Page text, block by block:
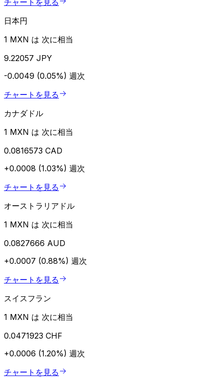
日本円
1 MXN は 次に相当
9.22057 JPY
-0.0049 (0.05%) 週次
チャートを見る
カナダドル
1 MXN は 次に相当
0.0816573 CAD
+0.0008 (1.03%) 週次
チャートを見る
オーストラリアドル
1 MXN は 次に相当
0.0827666 AUD
+0.0007 (0.88%) 週次
チャートを見る
スイスフラン
1 MXN は 次に相当
0.0471923 CHF
+0.0006 (1.20%) 週次
チャートを見る